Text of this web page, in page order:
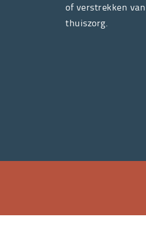
of verstrekken
thuiszorg.